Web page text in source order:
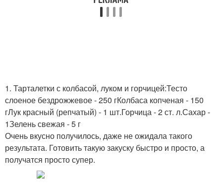
1. Тарталетки с колбасой, луком и горчицей:Тесто
слоеное бездрожжевое - 250 гКолбаса копченая - 150
гЛук красный (репчатый) - 1 шт.Горчица - 2 ст. л.Сахар -
1Зелень свежая - 5 г
Очень вкусно получилось, даже не ожидала такого
результата. Готовить такую закуску быстро и просто, а
получатся просто супер.